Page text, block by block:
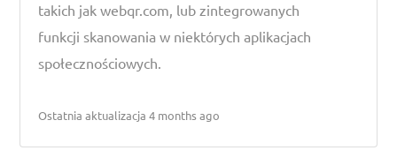
takich jak webqr.com, lub zintegrowanych
funkcji skanowania w niektórych aplikacjach
społecznościowych.
Ostatnia aktualizacja 4 months ago